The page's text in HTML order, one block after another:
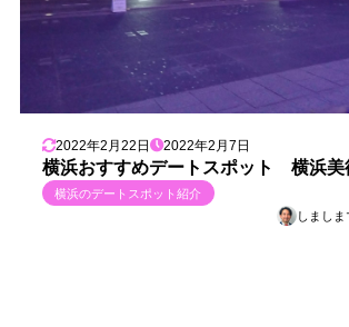
2022年2月22日 2022年2月7日
横浜おすすめデートスポット 横浜美
横浜のデートスポット紹介
しまし